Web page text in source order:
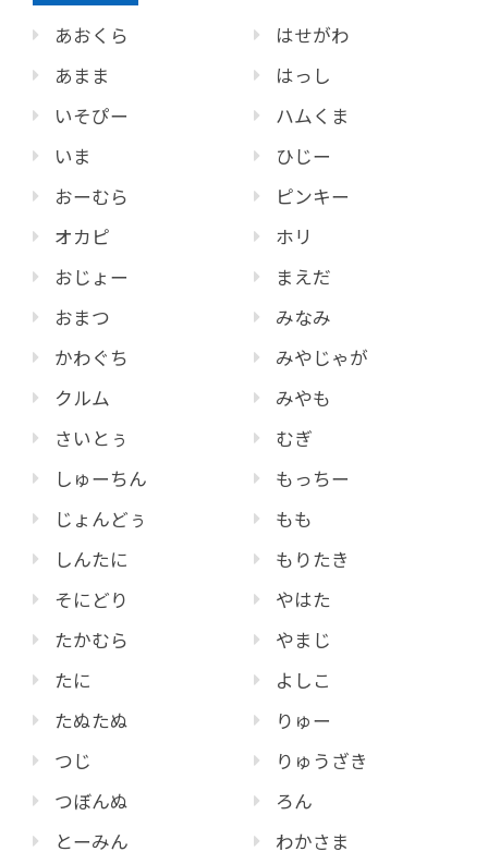
あおくら
あまま
いそぴー
いま
おーむら
オカピ
おじょー
おまつ
かわぐち
クルム
さいとぅ
しゅーちん
じょんどぅ
しんたに
そにどり
たかむら
たに
たぬたぬ
つじ
つぼんぬ
とーみん
はせがわ
はっし
ハムくま
ひじー
ピンキー
ホリ
まえだ
みなみ
みやじゃが
みやも
むぎ
もっちー
もも
もりたき
やはた
やまじ
よしこ
りゅー
りゅうざき
ろん
わかさま